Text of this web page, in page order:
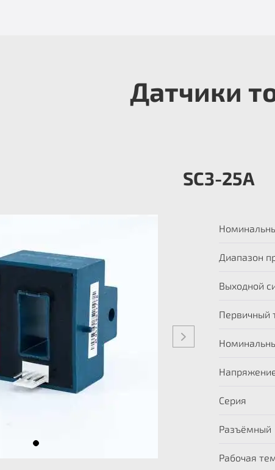
Датчики
SC3-25A
Диапазон
Выходной
Первичный
Серия
Разъёмный
Рабочая